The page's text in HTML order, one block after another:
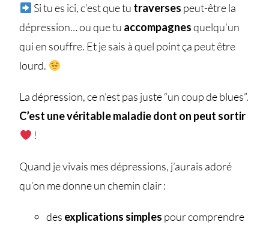
Si tu es ici, c’est que tu traverses peut-être la
dépression… ou que tu accompagnesquelqu’un
qui en souffre. Et je sais à quel point ça peut être
lourd.
La dépression, ce n’est pas juste “un coup de blues”.
C’est une véritable maladie dont on peut sortir
!
Quand je vivais mes dépressions, j’aurais adoré
qu’on me donne un chemin clair :
des explications simples pour comprendre